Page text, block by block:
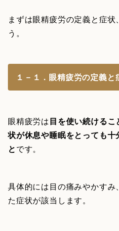
まずは眼精疲労の定義と症
う。
１－１．眼精疲労の定義と
眼精疲労は目を使い続ける
状が休息や睡眠をとっても十
とです。
具体的には目の痛みやかすみ
た症状が該当します。